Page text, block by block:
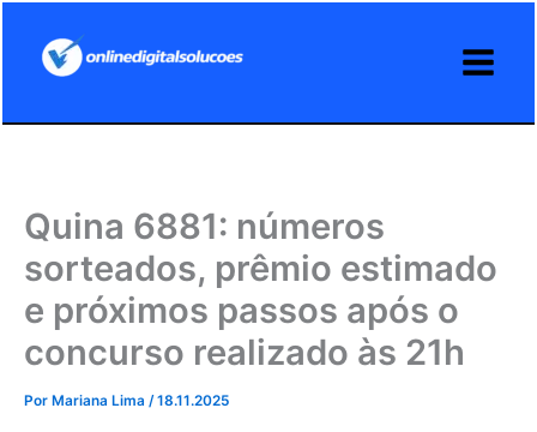
Quina 6881: números
sorteados, prêmio estimado
e próximos passos após o
concurso realizado às 21h
Por Mariana Lima /18.11.2025